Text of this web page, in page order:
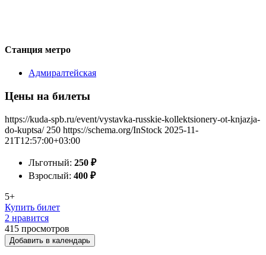
Станция метро
Адмиралтейская
Цены на билеты
https://kuda-spb.ru/event/vystavka-russkie-kollektsionery-ot-knjazja-
do-kuptsa/ 250 https://schema.org/InStock 2025-11-
21T12:57:00+03:00
Льготный: 250 ₽
Взрослый: 400 ₽
5+
Купить билет
2 нравится
415 просмотров
Добавить в календарь